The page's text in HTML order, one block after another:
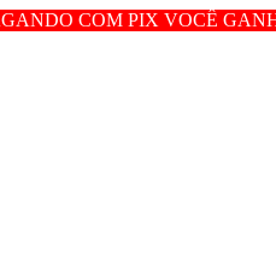
VOCÊ GANHA 5% EM